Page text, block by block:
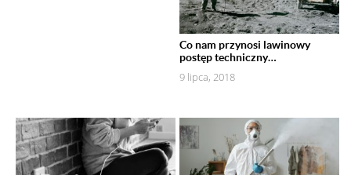
Co nam przynosi lawinowy
postęp techniczny…
9 lipca, 2018